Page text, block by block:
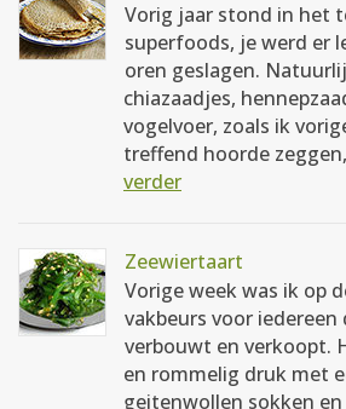
Vorig jaar stond in het
superfoods, je werd er
oren geslagen.
chiazaadjes,
vogelvoer, zoals ik
treffend hoorde
verder
Zeewiertaart
Vorige week was ik op
vakbeurs voor iedereen
verbouwt en verkoopt.
en rommelig druk met
geitenwollen sokken